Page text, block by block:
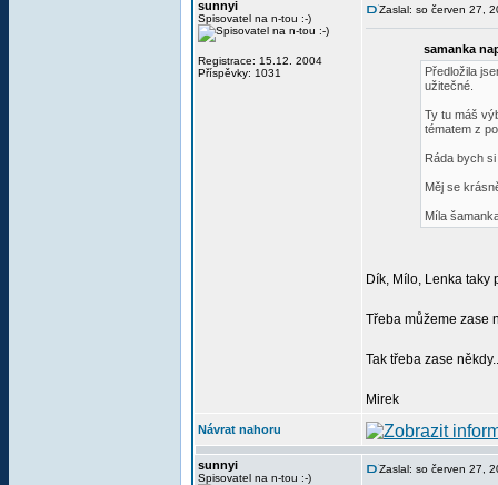
sunnyi
Spisovatel na n-tou :-)
Registrace: 15.12. 2004
Příspěvky: 1031
Zaslal: so červen 27,
samanka
Předložila
užitečné.
Ty tu máš
tématem z
Ráda bych
Měj se
Míla
Dík, Mílo, Lenka
Třeba můžeme zase
Tak třeba zase
Mirek
Návrat nahoru
sunnyi
Spisovatel na n-tou :-)
Zaslal: so červen 27,